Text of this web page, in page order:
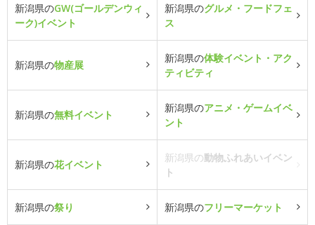
新潟県のGW(ゴールデンウィ
ーク)イベント
新潟県のグルメ・フードフェ
ス
新潟県の物産展
新潟県の体験イベント・アク
ティビティ
新潟県の無料イベント
新潟県のアニメ・ゲームイベ
ント
新潟県の花イベント
新潟県の動物ふれあいイベン
ト
新潟県の祭り 新潟県のフリーマーケット